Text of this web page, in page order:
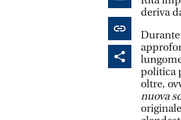
deriva
Durante
politica
oltre,
nuova